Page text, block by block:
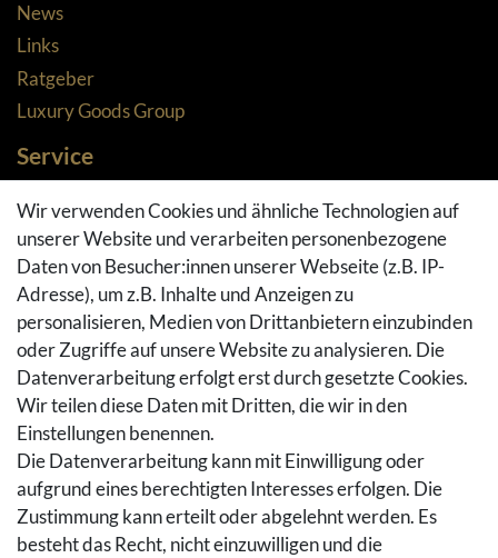
News
Links
Ratgeber
Luxury Goods Group
Service
Zahlungsarten
Versandarten & -kosten
Widerrufsrecht
Rückgaberecht
Vertrag widerrufen
Warenkorb
Hilfe
Social Media
Facebook
Instagram
Pinterest
Wir verwenden Cookies und ähnliche Technologien auf
unserer Website und verarbeiten personenbezogene
Daten von Besucher:innen unserer Webseite (z.B. IP-
Adresse), um z.B. Inhalte und Anzeigen zu
personalisieren, Medien von Drittanbietern einzubinden
oder Zugriffe auf unsere Website zu analysieren. Die
Datenverarbeitung erfolgt erst durch gesetzte Cookies.
Wir teilen diese Daten mit Dritten, die wir in den
Einstellungen benennen.
Die Datenverarbeitung kann mit Einwilligung oder
aufgrund eines berechtigten Interesses erfolgen. Die
Zustimmung kann erteilt oder abgelehnt werden. Es
besteht das Recht, nicht einzuwilligen und die